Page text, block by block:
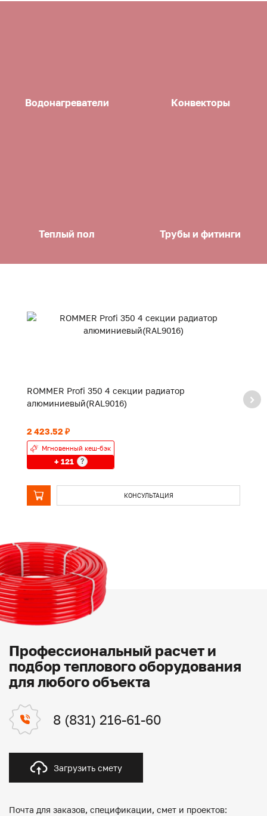
Водонагреватели Конвекторы
Теплый пол Трубы и фитинги
ROMMER Profi 350 4 секции радиатор
алюминиевый(RAL9016)
2 423.52 ₽
Мгновенный кеш-бэк
+ 121 ?
КОНСУЛЬТАЦИЯ
Профессиональный расчет и
подбор теплового оборудования
для любого объекта
8 (831) 216-61-60
Загрузить смету
Почта для заказов, спецификации, смет и проектов: